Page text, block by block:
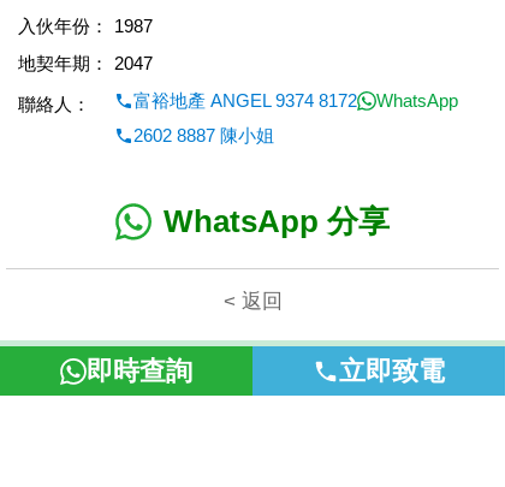
入伙年份：
1987
地契年期：
2047
聯絡人：
富裕地產 ANGEL 9374 8172
WhatsApp
2602 8887 陳小姐
WhatsApp 分享
< 返回
即時查詢 立即致電
本網頁所提供資料僅作參考用途。若因錯漏而引致任何不便或損
失，富裕地產概不負責。